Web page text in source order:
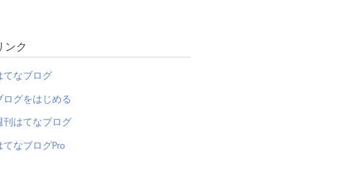
ンク
てなブログ
ログをはじめる
刊はてなブログ
てなブログPro